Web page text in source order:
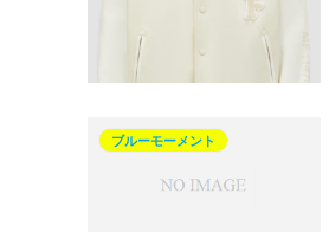
ブルーモーメント